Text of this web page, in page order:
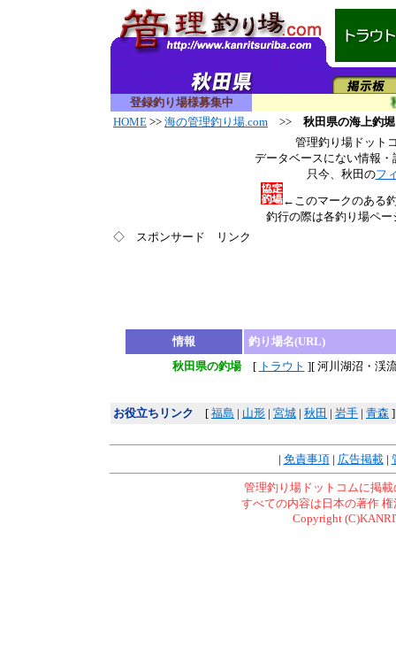
登録釣り場様募集中
秋
HOME >> 海の管理釣り場.com >> 秋田県の海上釣
管理釣り場ドット
データベースにない情報
只今、秋田のフ
←このマークのある
釣行の際は各釣り場ペ
◇ スポンサード リンク
情報
釣り場名(URL)
秋田県の釣場[ トラウト ][ 河川湖沼・渓
お役立ちリンク [ 福島 | 山形 | 宮城 | 秋田 | 岩手 | 青森 ]
| 免責事項| 広告掲載|
管理釣り場ドットコムに掲
すべての内容は日本の著作 権
Copyright